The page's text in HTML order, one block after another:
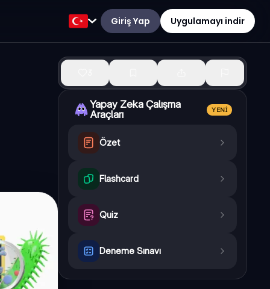
Giriş Yap Uygulamayı indir
Yapay Zeka Çalışma
Araçları
YENI
Özet
Flashcard
Quiz
Deneme Sınavı